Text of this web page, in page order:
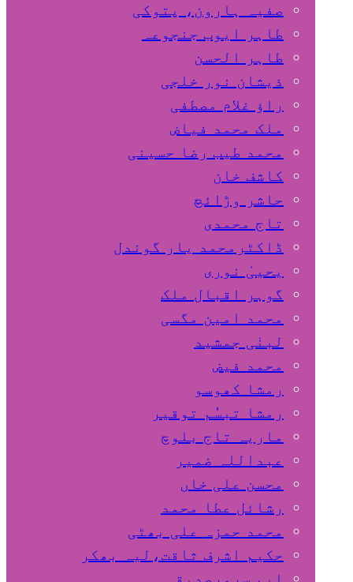
صفیہ ہارون، پتوکی
طاہر ایوب جنجوعہ
طاہر الحسن
ذیشان نور خلجی
راﺅ غلام مصطفی
ملک محمد فیاض
محمد طیب رضا حسینی
کاشف خان
حاشر وڑائچ
تاج محمدی
ڈاکٹرمحمد یار گوندل
گوہر اقبال ملک
محمد امین مگسی
لبنٰی جمشید
محمد فیض
رمشا کھوسو
رمشا تبسُم توقیر
ماریہ تاج بلوچ
عبداللہ ضمیر
محسن علی خاں
رشائل عطا محمد
محمد حمزہ علی بھٹی
حکیم اشرف ثاقت،لیہ بھکر
ایم سرورصدیقی